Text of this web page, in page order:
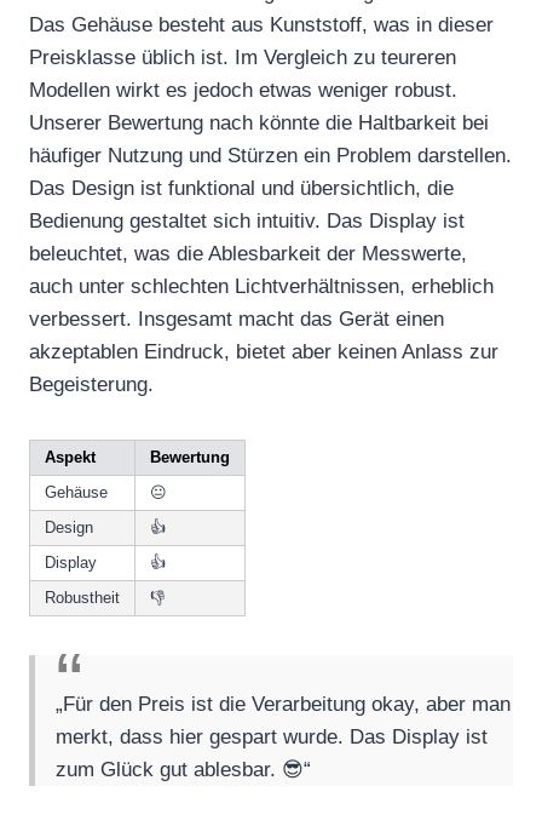
Das Gehäuse besteht aus Kunststoff, was in dieser
Preisklasse üblich ist. Im Vergleich zu teureren
Modellen wirkt es jedoch etwas weniger robust.
Unserer Bewertung nach könnte die Haltbarkeit bei
häufiger Nutzung und Stürzen ein Problem darstellen.
Das Design ist funktional und übersichtlich, die
Bedienung gestaltet sich intuitiv. Das Display ist
beleuchtet, was die Ablesbarkeit der Messwerte,
auch unter schlechten Lichtverhältnissen, erheblich
verbessert. Insgesamt macht das Gerät einen
akzeptablen Eindruck, bietet aber keinen Anlass zur
Begeisterung.
Aspekt
Bewertung
Gehäuse
😐
Design
👍
Display
👍
Robustheit
👎
„Für den Preis ist die Verarbeitung okay, aber man
merkt, dass hier gespart wurde. Das Display ist
zum Glück gut ablesbar. 😎“